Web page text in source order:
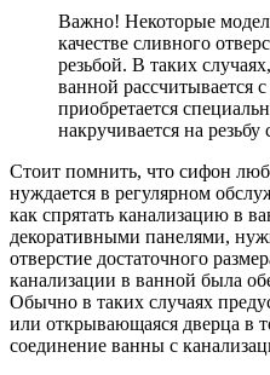
Важно! Некоторые
качестве сливного
резьбой. В таких
ванной рассчитывается
приобретается
накручивается на резьбу
Стоит помнить, что сифон
нуждается в регулярном
как спрятать канализацию в
декоративными панелями,
отверстие достаточного
канализации в ванной была
Обычно в таких случаях
или открывающаяся дверца в
соединение ванны с